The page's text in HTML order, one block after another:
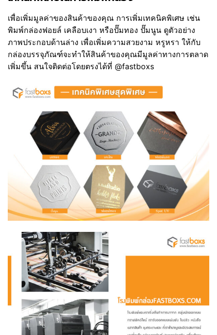
เพื่อเพิ่มมูลค่าของสินค้าของคุณ การเพิ่มเทคนิคพิเศษ เช่น
พิมพ์กล่องฟอยล์ เคลือบเงา หรือปั๊มทอง ปั๊มนูน ดูตัวอย่าง
ภาพประกอบด้านล่าง เพื่อเพิ่มความสวยงาม หรูหรา ให้กับ
กล่องบรรจุภัณฑ์จะทำให้สินค้าของคุณมีมูลค่าทางการตลาด
เพิ่มขึ้น สนใจติดต่อโดยตรงได้ที่ @fastboxs